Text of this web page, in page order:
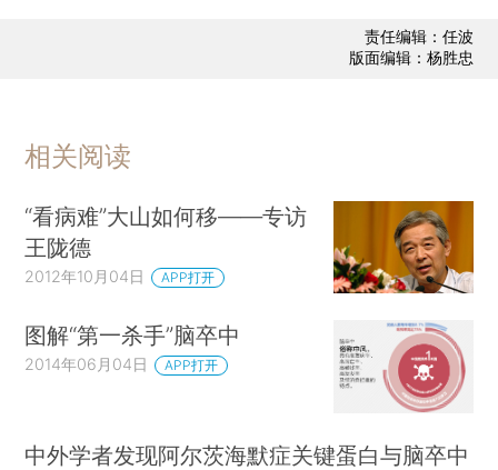
责任编辑：任波
版面编辑：杨胜忠
相关阅读
“看病难”大山如何移——专访
王陇德
2012年10月04日 APP打开
图解“第一杀手”脑卒中
2014年06月04日 APP打开
中外学者发现阿尔茨海默症关键蛋白与脑卒中